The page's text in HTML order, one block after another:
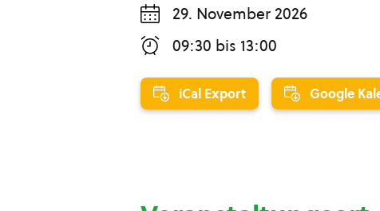
29. November 2026
09:30 bis 13:00
iCal Export Google